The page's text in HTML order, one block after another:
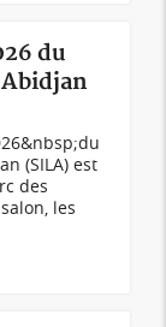
du
(SILA) est
des
les